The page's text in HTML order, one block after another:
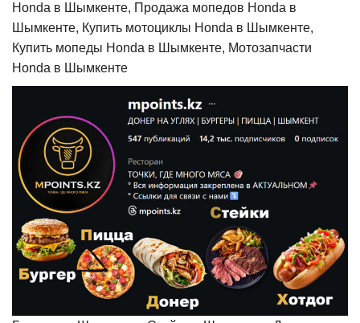
Honda в Шымкенте, Продажа мопедов Honda в
Шымкенте, Купить мотоциклы Honda в Шымкенте,
Купить мопеды Honda в Шымкенте, Мотозапчасти
Honda в Шымкенте